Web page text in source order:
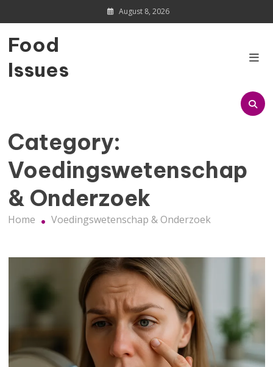
to
content
August 8, 2026
Food
Issues
Category:
Voedingswetenschap
& Onderzoek
Home Voedingswetenschap & Onderzoek